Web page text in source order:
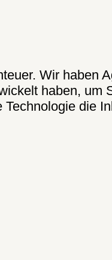
Wir haben
haben, um
die